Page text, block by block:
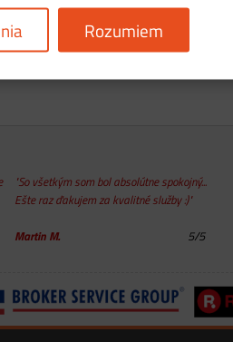
"So všetkým som bol absolútne spokojný...
Ešte raz ďakujem za kvalitné služby :)"
5/5
Martin M.
Rozumiem